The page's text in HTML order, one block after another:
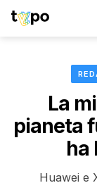
La
pianeta
ha
Huawei e